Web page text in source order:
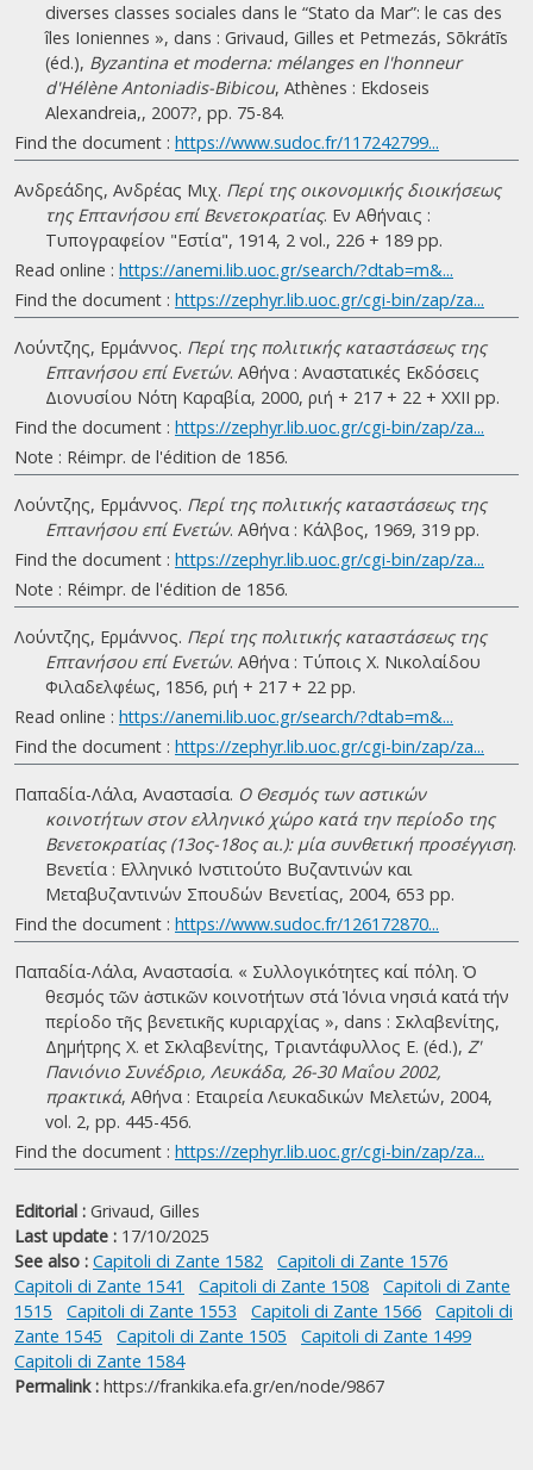
diverses classes sociales dans le “Stato da Mar”: le cas des
îles Ioniennes », dans : Grivaud, Gilles et Petmezás, Sōkrátīs
(éd.), Byzantina et moderna: mélanges en l'honneur
d'Hélène Antoniadis-Bibicou, Athènes : Ekdoseis
Alexandreia,, 2007?, pp. 75-84.
Find the document : https://www.sudoc.fr/117242799...
Ανδρεάδης, Ανδρέας Μιχ. Περί της οικονομικής διοικήσεως
της Επτανήσου επί Βενετοκρατίας. Eν Αθήναις :
Τυπογραφείον "Εστία", 1914, 2 vol., 226 + 189 pp.
Read online : https://anemi.lib.uoc.gr/search/?dtab=m&...
Find the document : https://zephyr.lib.uoc.gr/cgi-bin/zap/za...
Λούντζης, Ερμάννος. Περί της πολιτικής καταστάσεως της
Επτανήσου επί Ενετών. Αθήνα : Αναστατικές Εκδόσεις
Διονυσίου Νότη Καραβία, 2000, ριή + 217 + 22 + ΧΧΙΙ pp.
Find the document : https://zephyr.lib.uoc.gr/cgi-bin/zap/za...
Note : Réimpr. de l'édition de 1856.
Λούντζης, Ερμάννος. Περί της πολιτικής καταστάσεως της
Επτανήσου επί Ενετών. Αθήνα : Κάλβος, 1969, 319 pp.
Find the document : https://zephyr.lib.uoc.gr/cgi-bin/zap/za...
Note : Réimpr. de l'édition de 1856.
Λούντζης, Ερμάννος. Περί της πολιτικής καταστάσεως της
Επτανήσου επί Ενετών. Αθήνα : Τύποις Χ. Νικολαίδου
Φιλαδελφέως, 1856, ριή + 217 + 22 pp.
Read online : https://anemi.lib.uoc.gr/search/?dtab=m&...
Find the document : https://zephyr.lib.uoc.gr/cgi-bin/zap/za...
Παπαδία-Λάλα, Αναστασία. Ο Θεσμός των αστικών
κοινοτήτων στον ελληνικό χώρο κατά την περίοδο της
Βενετοκρατίας (13ος-18ος αι.): μία συνθετική προσέγγιση.
Βενετία : Ελληνικό Ινστιτούτο Βυζαντινών και
Μεταβυζαντινών Σπουδών Βενετίας, 2004, 653 pp.
Find the document : https://www.sudoc.fr/126172870...
Παπαδία-Λάλα, Αναστασία. « Συλλογικότητες καί πόλη. Ὁ
θεσµός τῶν ἀστικῶν κοινοτήτων στά Ἰόνια νησιά κατά τήν
περίοδο τῆς βενετικῆς κυριαρχίας », dans : Σκλαβενίτης,
Δημήτρης Χ. et Σκλαβενίτης, Τριαντάφυλλος Ε. (éd.), Ζ'
Πανιόνιο Συνέδριο, Λευκάδα, 26-30 Μαΐου 2002,
πρακτικά, Αθήνα : Εταιρεία Λευκαδικών Μελετών, 2004,
vol. 2, pp. 445-456.
Find the document : https://zephyr.lib.uoc.gr/cgi-bin/zap/za...
Editorial : Grivaud, Gilles
Last update : 17/10/2025
See also : Capitoli di Zante 1582
Capitoli di Zante 1576
Capitoli di Zante 1541
Capitoli di Zante 1508
Capitoli di Zante
1515
Capitoli di Zante 1553 Capitoli di Zante 1566
Capitoli di
Zante 1545
Capitoli di Zante 1505
Capitoli di Zante 1499
Capitoli di Zante 1584
Permalink : https://frankika.efa.gr/en/node/9867